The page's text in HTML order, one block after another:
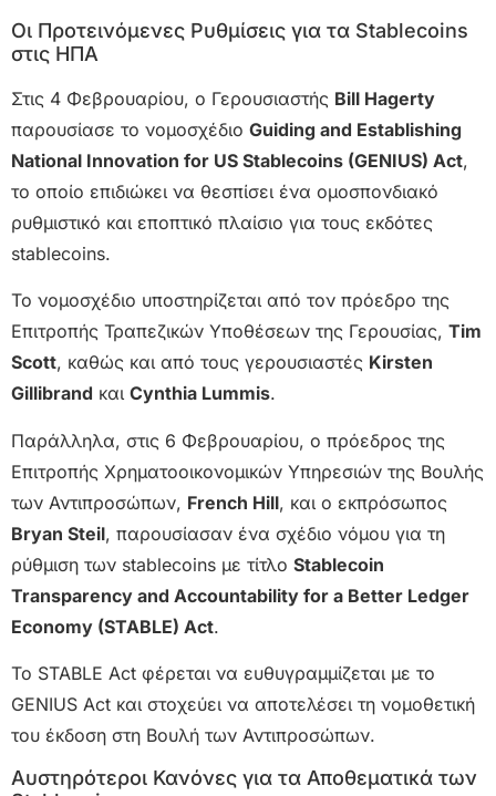
Οι Προτεινόμενες Ρυθμίσεις για τα Stablecoins
στις ΗΠΑ
Στις 4 Φεβρουαρίου, ο Γερουσιαστής Bill Hagerty
παρουσίασε το νομοσχέδιο Guiding and Establishing
National Innovation for US Stablecoins (GENIUS) Act,
το οποίο επιδιώκει να θεσπίσει ένα ομοσπονδιακό
ρυθμιστικό και εποπτικό πλαίσιο για τους εκδότες
stablecoins.
Το νομοσχέδιο υποστηρίζεται από τον πρόεδρο της
Επιτροπής Τραπεζικών Υποθέσεων της Γερουσίας, Tim
Scott, καθώς και από τους γερουσιαστές Kirsten
Gillibrand και Cynthia Lummis.
Παράλληλα, στις 6 Φεβρουαρίου, ο πρόεδρος της
Επιτροπής Χρηματοοικονομικών Υπηρεσιών της Βουλής
των Αντιπροσώπων, French Hill, και ο εκπρόσωπος
Bryan Steil, παρουσίασαν ένα σχέδιο νόμου για τη
ρύθμιση των stablecoins με τίτλο Stablecoin
Transparency and Accountability for a Better Ledger
Economy (STABLE) Act.
Το STABLE Act φέρεται να ευθυγραμμίζεται με το
GENIUS Act και στοχεύει να αποτελέσει τη νομοθετική
του έκδοση στη Βουλή των Αντιπροσώπων.
Αυστηρότεροι Κανόνες για τα Αποθεματικά των